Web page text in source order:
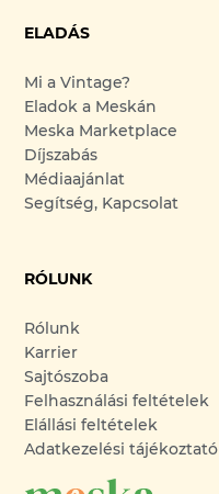
ELADÁS
Mi a Vintage?
Eladok a Meskán
Meska Marketplace
Díjszabás
Médiaajánlat
Segítség, Kapcsolat
RÓLUNK
Rólunk
Karrier
Sajtószoba
Felhasználási feltételek
Elállási feltételek
Adatkezelési tájékoztató